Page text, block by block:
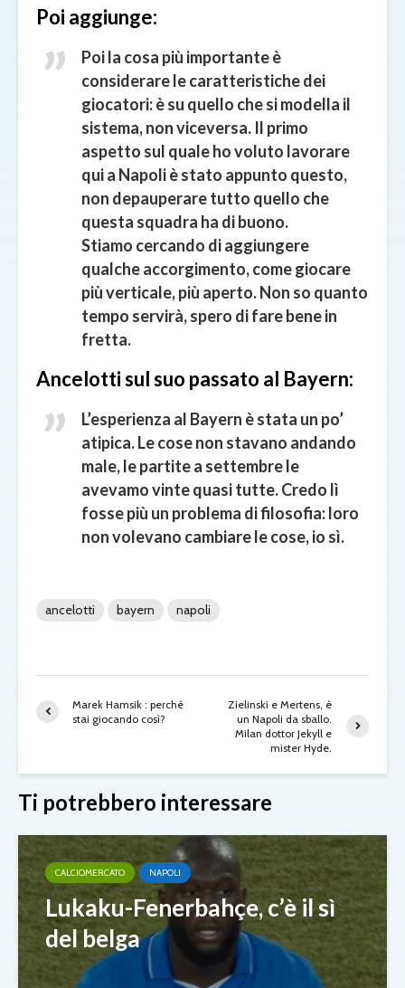
Poi aggiunge:
Poi la cosa più importante è
considerare le caratteristiche dei
giocatori: è su quello che si modella il
sistema, non viceversa. Il primo
aspetto sul quale ho voluto lavorare
qui a Napoli è stato appunto questo,
non depauperare tutto quello che
questa squadra ha di buono.
Stiamo cercando di aggiungere
qualche accorgimento, come giocare
più verticale, più aperto. Non so quanto
tempo servirà, spero di fare bene in
fretta.
Ancelottisulsuo passato al Bayern:
L’esperienza al Bayern è stata un po’
atipica. Le cose non stavano andando
male, le partite a settembre le
avevamo vinte quasi tutte. Credo lì
fosse più un problema di filosofia: loro
non volevano cambiare le cose, io sì.
ancelotti bayern napoli
Marek Hamsik : perché
stai giocando così?
Zielinski e Mertens, è
un Napoli da sballo.
Milan dottor Jekyll e
mister Hyde.
Ti potrebbero interessare
CALCIOMERCATO NAPOLI
Lukaku-Fenerbahçe, c’è il sì
del belga